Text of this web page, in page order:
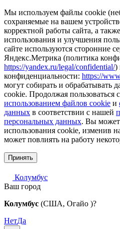
Мы используем файлы cookie
сохраняемые на вашем
корректной работы сайта, а
использования и улучшения
сайте используются сторонние
Яндекс.Метрика (политика
https://yandex.ru/legal/confidential/)
конфиденциальности: https://
могут собирать и обрабатывать
cookie. Продолжая пользоваться
использованием файлов cookie и
данных в соответствии с нашей
персональных данных. Вы
использования cookie, изменив
может повлиять на работу
Принять
Колумбус
Ваш город
Колумбус (США, Огайо )?
НетДа